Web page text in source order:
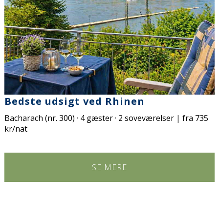
Bedste udsigt ved Rhinen
Bacharach (nr. 300) · 4 gæster · 2 soveværelser | fra 735
kr/nat
SE MERE